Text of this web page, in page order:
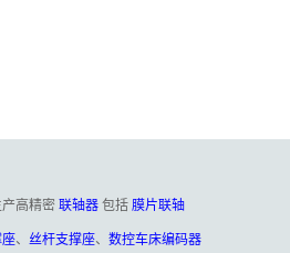
高精密 联轴器 包括 膜片联轴
座、 丝杆支撑座、 数控车床编码器